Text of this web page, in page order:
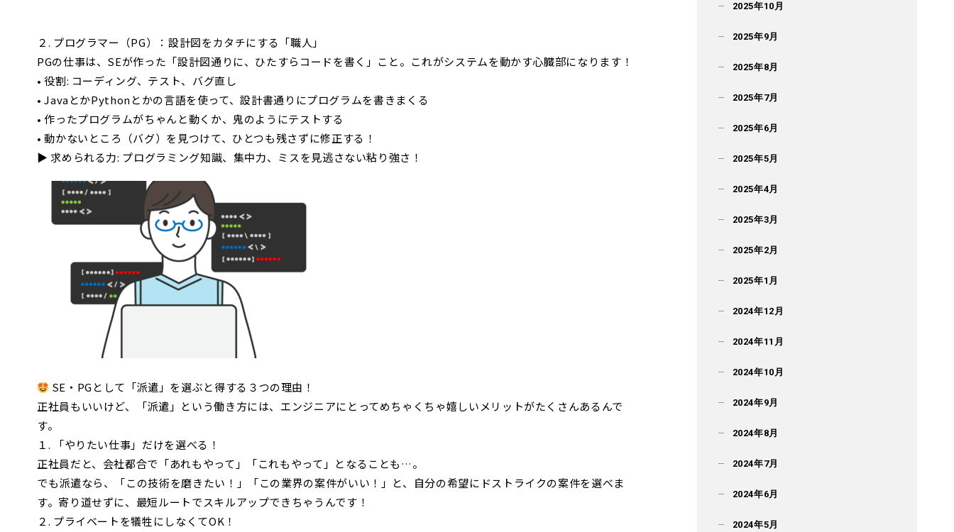
２. プログラマー（PG）：設計図をカタチにする「職人」
PGの仕事は、SEが作った「設計図通りに、ひたすらコードを書く」こと。これがシステムを動かす心臓部になります！
• 役割: コーディング、テスト、バグ直し
• JavaとかPythonとかの言語を使って、設計書通りにプログラムを書きまくる
• 作ったプログラムがちゃんと動くか、鬼のようにテストする
• 動かないところ（バグ）を見つけて、ひとつも残さずに修正する！
▶ 求められる力: プログラミング知識、集中力、ミスを見逃さない粘り強さ！
SE・PGとして「派遣」を選ぶと得する３つの理由！
正社員もいいけど、「派遣」という働き方には、エンジニアにとってめちゃくちゃ嬉しいメリットがたくさんあるんで
す。
１. 「やりたい仕事」だけを選べる！
正社員だと、会社都合で「あれもやって」「これもやって」となることも…。
でも派遣なら、「この技術を磨きたい！」「この業界の案件がいい！」と、自分の希望にドストライクの案件を選べま
す。寄り道せずに、最短ルートでスキルアップできちゃうんです！
２. プライベートを犠牲にしなくてOK！
2025年10月
2025年9月
2025年8月
2025年7月
2025年6月
2025年5月
2025年4月
2025年3月
2025年2月
2025年1月
2024年12月
2024年11月
2024年10月
2024年9月
2024年8月
2024年7月
2024年6月
2024年5月